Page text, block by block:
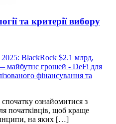
та критерії вибору
2025: BlackRock $2.1 млрд,
майбутнє грошей - DeFi для
фінансування та
ознайомитися з
початківців, щоб краще
на яких […]